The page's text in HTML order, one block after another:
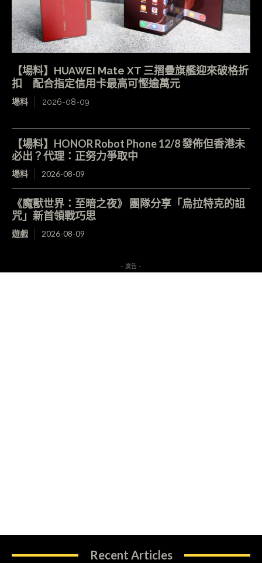
【場料】HUAWEI Mate XT 三摺疊旗艦迎來破格折
扣 配合指定信用卡最高可慳逾萬元
場料 2026-08-09
【場料】HONOR Robot Phone 12/8 發佈但香港未
必出？代理：正努力爭取中
場料 2026-08-09
《魔獸世界：至暗之夜》 團隊分享「烏拉特克的詛
咒」新首領戰巧思
遊戲 2026-08-09
- 廣告 -
Recent Articles